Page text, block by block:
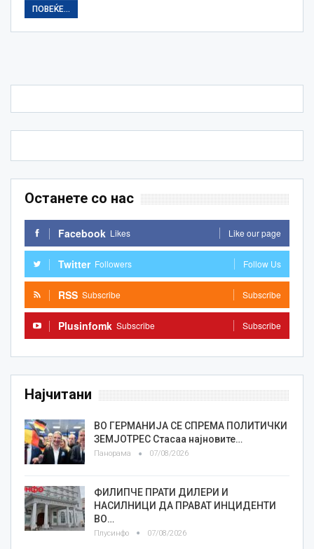
ПОВЕЌЕ...
Останете со нас
Facebook Likes Like our page
Twitter Followers Follow Us
RSS Subscribe Subscribe
Plusinfomk Subscribe Subscribe
Најчитани
ВО ГЕРМАНИЈА СЕ СПРЕМА ПОЛИТИЧКИ
ЗЕМЈОТРЕС Стасаа најновите…
Панорама 07/08/2026
ФИЛИПЧЕ ПРАТИ ДИЛЕРИ И
НАСИЛНИЦИ ДА ПРАВАТ ИНЦИДЕНТИ
ВО…
Плусинфо 07/08/2026